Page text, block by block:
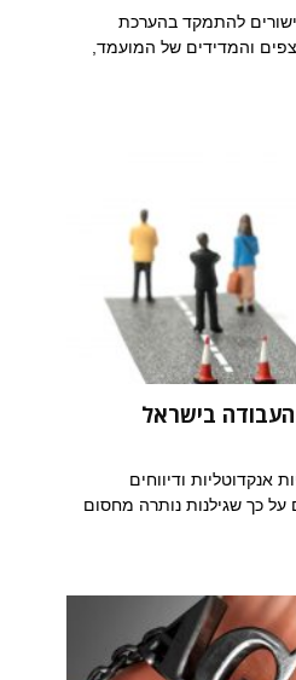
להתמקד בהערכת
והמדידים של המועמד,
בישראל
2023 ל-2025, עדויות אנקדוטליות ודיווחים
כך שגילנות נותרה מחסום